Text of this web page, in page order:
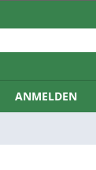
ANMELDEN